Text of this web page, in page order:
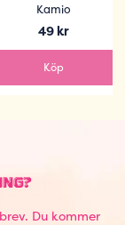
Kamio
49 kr
Köp
Du kommer